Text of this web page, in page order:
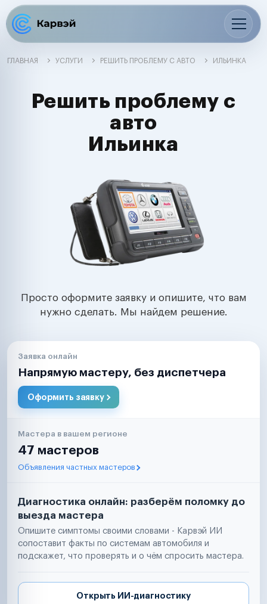
ГЛАВНАЯ УСЛУГИ РЕШИТЬ ПРОБЛЕМУ С АВТО ИЛЬИНКА
Решить проблему с
авто
Ильинка
Просто оформите заявку и опишите, что вам
нужно сделать. Мы найдем решение.
Заявка онлайн
Напрямую мастеру, без диспетчера
Оформить заявку
Мастера в вашем регионе
47 мастеров
Объявления частных мастеров
Диагностика онлайн: разберём поломку до
выезда мастера
Опишите симптомы своими словами - Карвэй ИИ
сопоставит факты по системам автомобиля и
подскажет, что проверять и о чём спросить мастера.
Открыть ИИ-диагностику